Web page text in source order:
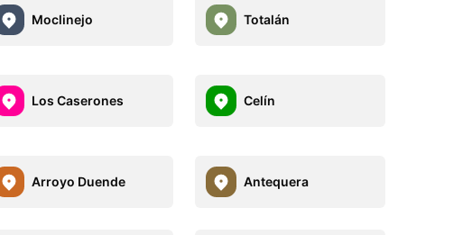
Moclinejo Totalán
Los Caserones Celín
Arroyo Duende Antequera